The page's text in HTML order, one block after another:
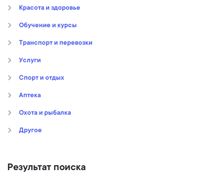
Kрасота и здоровье
Обучение и курсы
Транспорт и перевозки
Услуги
Спорт и отдых
Аптека
Охота и рыбалка
Другое
Результат поиска